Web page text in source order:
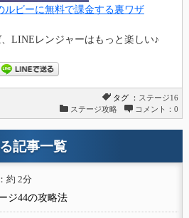
ルビーに無料で課金する裏ワザ
LINEレンジャーはもっと楽しい♪
タグ ： ステージ16
ステージ攻略
コメント：0
記事一覧
約 2分
ジ44の攻略法